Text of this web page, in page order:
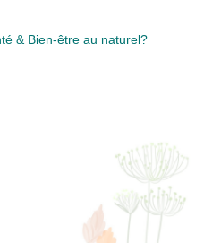
& Bien-être au naturel?